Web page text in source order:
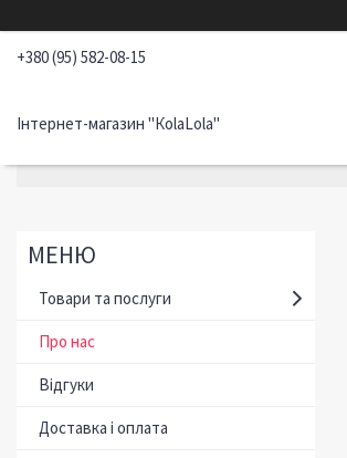
+380 (95) 582-08-15
Інтернет-магазин "КоlaLola"
Товари та послуги
Про нас
Відгуки
Доставка і оплата